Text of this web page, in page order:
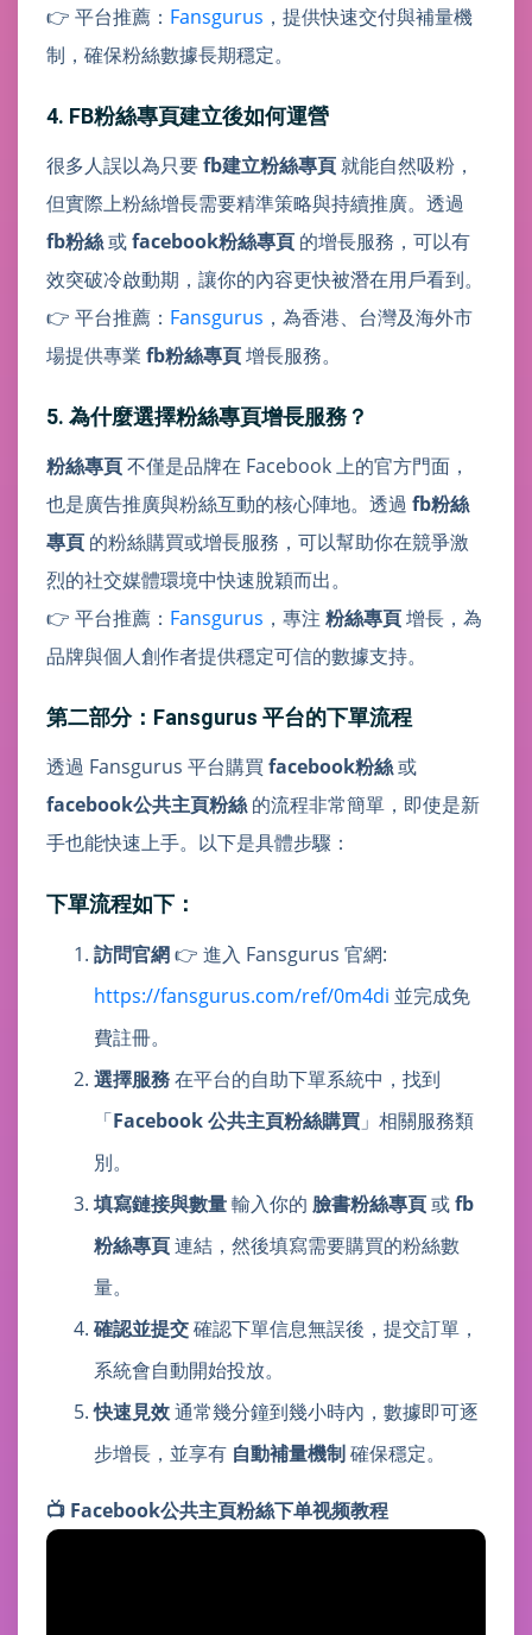
👉 平台推薦： Fansgurus ，提供快速交付與補量機
制，確保粉絲數據長期穩定。
4. FB粉絲專頁建立後如何運營
很多人誤以為只要fb建立粉絲專頁就能自然吸粉，
但實際上粉絲增長需要精準策略與持續推廣。透過
fb粉絲或facebook粉絲專頁 的增長服務，可以有
效突破冷啟動期，讓你的內容更快被潛在用戶看到。
👉 平台推薦： Fansgurus ，為香港、台灣及海外市
場提供專業 fb粉絲專頁增長服務。
5. 為什麼選擇粉絲專頁增長服務？
粉絲專頁不僅是品牌在 Facebook 上的官方門面，
也是廣告推廣與粉絲互動的核心陣地。透過 fb粉絲
專頁 的粉絲購買或增長服務，可以幫助你在競爭激
烈的社交媒體環境中快速脫穎而出。
👉 平台推薦： Fansgurus ，專注 粉絲專頁增長，為
品牌與個人創作者提供穩定可信的數據支持。
第二部分：Fansgurus 平台的下單流程
透過 Fansgurus 平台購買 facebook粉絲或
facebook公共主頁粉絲 的流程非常簡單，即使是新
手也能快速上手。以下是具體步驟：
下單流程如下：
訪問官網👉 進入 Fansgurus 官網:
https://fansgurus.com/ref/0m4di 並完成免
費註冊。
選擇服務在平台的自助下單系統中，找到
「Facebook 公共主頁粉絲購買 」相關服務類
別。
填寫鏈接與數量輸入你的 臉書粉絲專頁或fb
粉絲專頁連結，然後填寫需要購買的粉絲數
量。
確認並提交確認下單信息無誤後，提交訂單，
系統會自動開始投放。
快速見效通常幾分鐘到幾小時內，數據即可逐
步增長，並享有 自動補量機制確保穩定。
📺 Facebook公共主頁粉絲下单视频教程